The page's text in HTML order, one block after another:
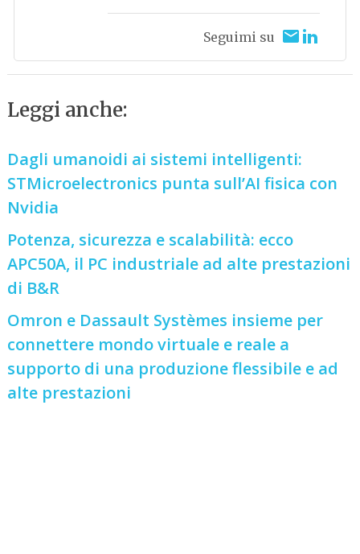
Seguimi su
Leggi anche:
Dagli umanoidi ai sistemi intelligenti:
STMicroelectronics punta sull’AI fisica con
Nvidia
Potenza, sicurezza e scalabilità: ecco
APC50A, il PC industriale ad alte prestazioni
di B&R
Omron e Dassault Systèmes insieme per
connettere mondo virtuale e reale a
supporto di una produzione flessibile e ad
alte prestazioni